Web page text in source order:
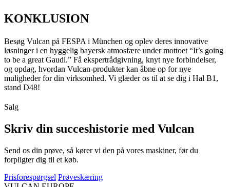
KONKLUSION
Besøg Vulcan på FESPA i München og oplev deres innovative
løsninger i en hyggelig bayersk atmosfære under mottoet “It’s going
to be a great Gaudi.” Få ekspertrådgivning, knyt nye forbindelser,
og opdag, hvordan Vulcan-produkter kan åbne op for nye
muligheder for din virksomhed. Vi glæder os til at se dig i Hal B1,
stand D48!
Salg
Skriv din succeshistorie med Vulcan
Send os din prøve, så kører vi den på vores maskiner, før du
forpligter dig til et køb.
Prisforespørgsel Prøveskæring